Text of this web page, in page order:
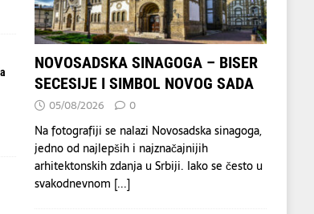
NOVOSADSKA SINAGOGA – BISER
SECESIJE I SIMBOL NOVOG SADA
05/08/2026 0
Na fotografiji se nalazi Novosadska sinagoga,
jedno od najlepših i najznačajnijih
arhitektonskih zdanja u Srbiji. Iako se često u
svakodnevnom [...]